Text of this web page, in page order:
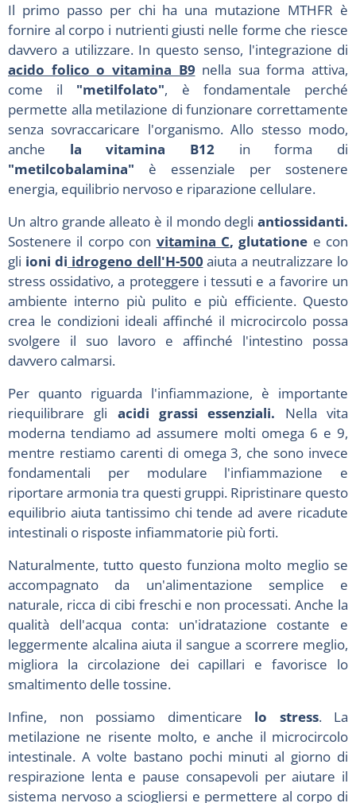
Il primo passo per chi ha una mutazione MTHFR è
fornire al corpo i nutrienti giusti nelle forme che riesce
davvero a utilizzare. In questo senso, l'integrazione di
acido folico o vitamina B9 nella sua forma attiva,
come il "metilfolato", è fondamentale perché
permette alla metilazione di funzionare correttamente
senza sovraccaricare l'organismo. Allo stesso modo,
anche la vitamina B12 in forma di
"metilcobalamina" è essenziale per sostenere
energia, equilibrio nervoso e riparazione cellulare.
Un altro grande alleato è il mondo degli antiossidanti.
Sostenere il corpo con vitamina C, glutatione e con
gli ioni di idrogeno dell'H-500 aiuta a neutralizzare lo
stress ossidativo, a proteggere i tessuti e a favorire un
ambiente interno più pulito e più efficiente. Questo
crea le condizioni ideali affinché il microcircolo possa
svolgere il suo lavoro e affinché l'intestino possa
davvero calmarsi.
Per quanto riguarda l'infiammazione, è importante
riequilibrare gli acidi grassi essenziali. Nella vita
moderna tendiamo ad assumere molti omega 6 e 9,
mentre restiamo carenti di omega 3, che sono invece
fondamentali per modulare l'infiammazione e
riportare armonia tra questi gruppi. Ripristinare questo
equilibrio aiuta tantissimo chi tende ad avere ricadute
intestinali o risposte infiammatorie più forti.
Naturalmente, tutto questo funziona molto meglio se
accompagnato da un'alimentazione semplice e
naturale, ricca di cibi freschi e non processati. Anche la
qualità dell'acqua conta: un'idratazione costante e
leggermente alcalina aiuta il sangue a scorrere meglio,
migliora la circolazione dei capillari e favorisce lo
smaltimento delle tossine.
Infine, non possiamo dimenticare lo stress. La
metilazione ne risente molto, e anche il microcircolo
intestinale. A volte bastano pochi minuti al giorno di
respirazione lenta e pause consapevoli per aiutare il
sistema nervoso a sciogliersi e permettere al corpo di